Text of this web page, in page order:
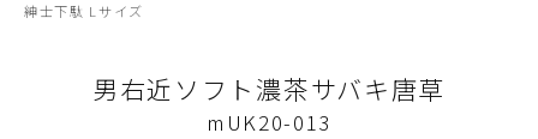
紳士下駄 Lサイズ
男右近ソフト濃茶サバキ唐草
mUK20-013